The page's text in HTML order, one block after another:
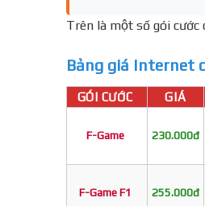
Trên là một số gói cước
Bảng giá Internet
GÓI CƯỚC GIÁ
F-Game 230.000đ
F-Game F1 255.000đ